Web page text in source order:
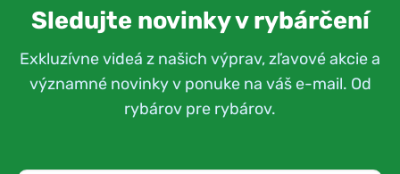
Sledujte novinky v rybárčení
Exkluzívne videá z našich výprav, zľavové akcie a
významné novinky v ponuke na váš e-mail. Od
rybárov pre rybárov.